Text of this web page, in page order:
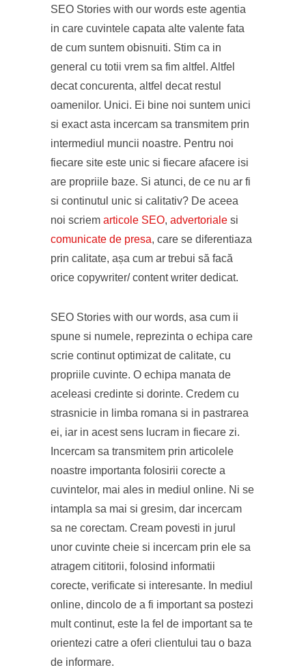
SEO Stories with our words este agentia
in care cuvintele capata alte valente fata
de cum suntem obisnuiti. Stim ca in
general cu totii vrem sa fim altfel. Altfel
decat concurenta, altfel decat restul
oamenilor. Unici. Ei bine noi suntem unici
si exact asta incercam sa transmitem prin
intermediul muncii noastre. Pentru noi
fiecare site este unic si fiecare afacere isi
are propriile baze. Si atunci, de ce nu ar fi
si continutul unic si calitativ? De aceea
noi scriem articole SEO, advertoriale si
comunicate de presa, care se diferentiaza
prin calitate, așa cum ar trebui să facă
orice copywriter/ content writer dedicat.
SEO Stories with our words, asa cum ii
spune si numele, reprezinta o echipa care
scrie continut optimizat de calitate, cu
propriile cuvinte. O echipa manata de
aceleasi credinte si dorinte. Credem cu
strasnicie in limba romana si in pastrarea
ei, iar in acest sens lucram in fiecare zi.
Incercam sa transmitem prin articolele
noastre importanta folosirii corecte a
cuvintelor, mai ales in mediul online. Ni se
intampla sa mai si gresim, dar incercam
sa ne corectam. Cream povesti in jurul
unor cuvinte cheie si incercam prin ele sa
atragem cititorii, folosind informatii
corecte, verificate si interesante. In mediul
online, dincolo de a fi important sa postezi
mult continut, este la fel de important sa te
orientezi catre a oferi clientului tau o baza
de informare.